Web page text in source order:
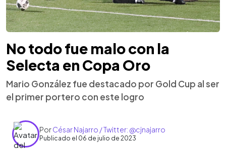
No todo fue malo con la
Selecta en Copa Oro
Mario González fue destacado por Gold Cup al ser
el primer portero con este logro
PorCésar Najarro / Twitter: @cjnajarro
Publicado el 06 de julio de 2023